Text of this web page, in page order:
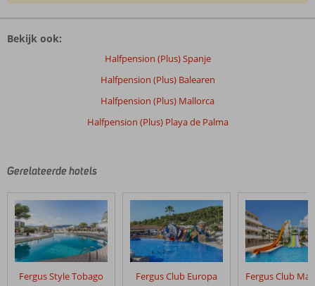
zijn
HM
Park
Beoordelingen
die
ouder
Bekijk ook:
Halfpension (Plus) Spanje
Halfpension (Plus) Balearen
Halfpension (Plus) Mallorca
Halfpension (Plus) Playa de Palma
Gerelateerde hotels
Fergus Style Tobago Fergus Club Europa